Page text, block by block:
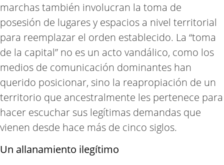
marchas también involucran la toma de
posesión de lugares y espacios a nivel territorial
para reemplazar el orden establecido. La “toma
de la capital” no es un acto vandálico, como los
medios de comunicación dominantes han
querido posicionar, sino la reapropiación de un
territorio que ancestralmente les pertenece para
hacer escuchar sus legítimas demandas que
vienen desde hace más de cinco siglos.
Un allanamiento ilegítimo